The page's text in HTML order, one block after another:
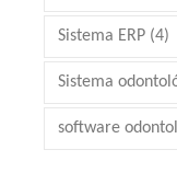
Sistema ERP (4)
Sistema
software